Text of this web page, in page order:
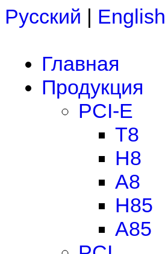
Русский | English
Главная
Продукция
PCI-E
T8
H8
A8
H85
A85